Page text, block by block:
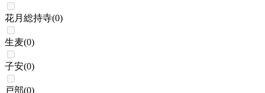
花月総持寺(0)
生麦(0)
子安(0)
戸部(0)